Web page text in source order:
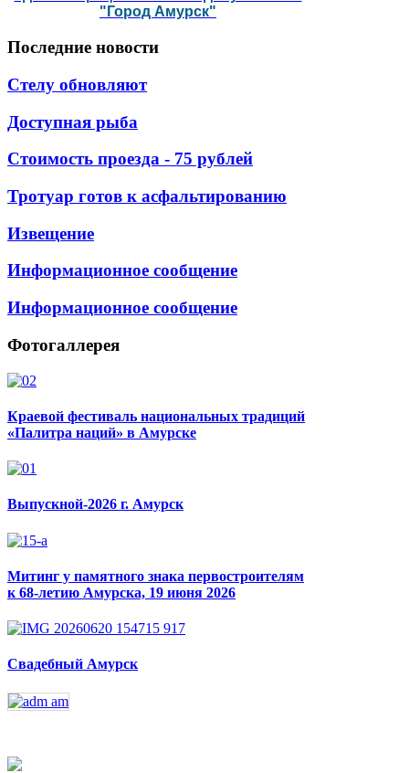
"Город Амурск"
Последние новости
Стелу обновляют
Доступная рыба
Стоимость проезда - 75 рублей
Тротуар готов к асфальтированию
Извещение
Информационное сообщение
Информационное сообщение
Фотогаллерея
Краевой фестиваль национальных традиций
«Палитра наций» в Амурске
Выпускной-2026 г. Амурск
Митинг у памятного знака первостроителям
к 68-летию Амурска, 19 июня 2026
Свадебный Амурск